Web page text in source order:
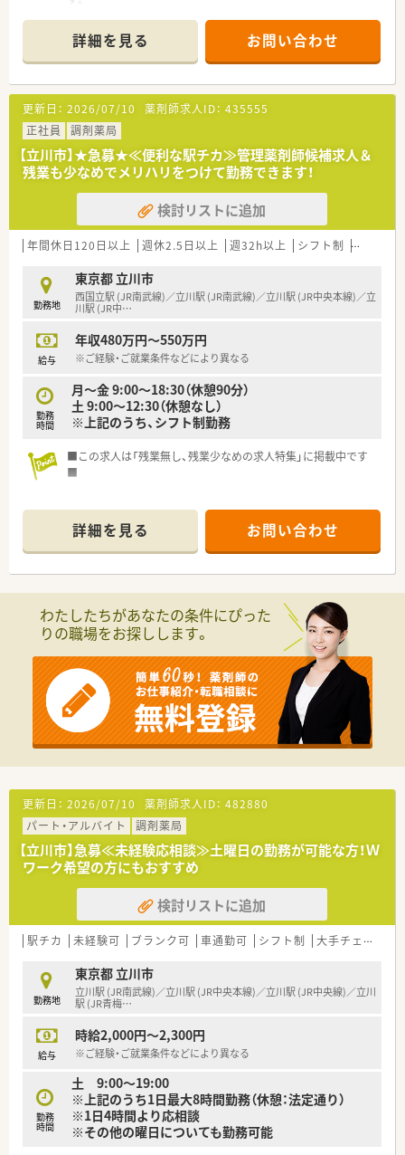
在宅業務も行っています。
■門前の総合病院の応需が70％ほどで、
ほかにも災害医療センターからの応需もございます。
（耳鼻科、小児科の応需はほぼございません）
■30～40代の子育て経験のある方が多く働いているため、
お子様がいらっしゃる方への理解や配慮あり！
■実習生の受け入れも行っており、学生から刺激を受けること
も…！
■遅くとも18時45分には皆さま退勤されています。
＼こんな会社です／
■創業40年以上！立川市内の方々から親しまれている薬局です！
■立川市内に2店舗展開しています。
■地域の方に貢献出来るよう、在宅業務にも取り組んでいます
■好業績の際は決算賞与も支給！
■定年は60歳までですが、継続雇用制度により65歳まで就業す
ることが可能です
割数の選択が可能です
詳細を見る お問い合わせ
更新日： 2026/07/10 薬剤師求人ID： 435555
正社員
調剤薬局
【立川市】★急募★≪便利な駅チカ≫管理薬剤師候補求人＆
残業も少なめでメリハリをつけて勤務できます！
検討リストに追加
年間休日120日以上 週休2.5日以上 週32h以上 シフト制 大手チ
勤務地
東京都 立川市
西国立駅 (JR南武線)／立川駅 (JR南武線)／立川駅 (JR中央本線)／立
川駅 (JR中…
給与
年収480万円～550万円
※ご経験・ご就業条件などにより異なる
勤務
時間
月～金 9:00～18:30（休憩90分）
土 9:00～12:30（休憩なし）
※上記のうち、シフト制勤務
■この求人は「残業無し、残業少なめの求人特集」に掲載中です
■
残業も多くなく、働きやすい薬局です♪
詳細を見る お問い合わせ
わたしたちがあなたの条件にぴった
りの職場をお探しします。
更新日： 2026/07/10 薬剤師求人ID： 482880
パート・アルバイト
調剤薬局
【立川市】急募≪未経験応相談≫土曜日の勤務が可能な方！Ｗ
ワーク希望の方にもおすすめ
検討リストに追加
駅チカ 未経験可 ブランク可 車通勤可 シフト制 大手チェーン以外
勤務地
東京都 立川市
立川駅 (JR南武線)／立川駅 (JR中央本線)／立川駅 (JR中央線)／立川
駅 (JR青梅…
給与
時給2,000円～2,300円
※ご経験・ご就業条件などにより異なる
勤務
時間
土 9:00～19:00
※上記のうち1日最大8時間勤務（休憩：法定通り）
※1日4時間より応相談
※その他の曜日についても勤務可能